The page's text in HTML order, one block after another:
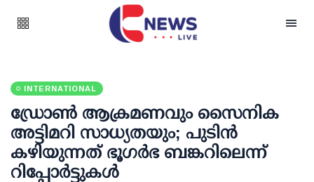
INTERNATIONAL
ഡ്രോണ്‍ ആക്രമണവും സൈനിക
അട്ടിമറി സാധ്യതയും; പുടിന്‍
കഴിയുന്നത് ഭൂഗര്‍ഭ ബങ്കറിലെന്ന്
റിപ്പോര്‍ട്ടുകള്‍